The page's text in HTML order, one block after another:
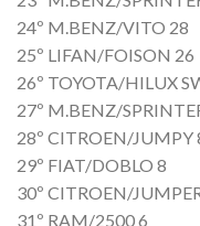
24º M.BENZ/VITO 28
25º LIFAN/FOISON 26
26º TOYOTA/HILUX
27º M.BENZ/
28º CITROEN/JUMPY
29º FIAT/DOBLO 8
30º CITROEN/
31º RAM/2500 6